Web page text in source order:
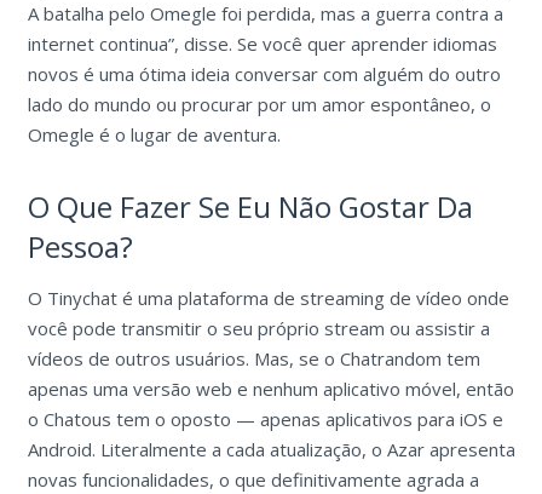
A batalha pelo Omegle foi perdida, mas a guerra contra a
internet continua”, disse. Se você quer aprender idiomas
novos é uma ótima ideia conversar com alguém do outro
lado do mundo ou procurar por um amor espontâneo, o
Omegle é o lugar de aventura.
O Que Fazer Se Eu Não Gostar Da
Pessoa?
O Tinychat é uma plataforma de streaming de vídeo onde
você pode transmitir o seu próprio stream ou assistir a
vídeos de outros usuários. Mas, se o Chatrandom tem
apenas uma versão web e nenhum aplicativo móvel, então
o Chatous tem o oposto — apenas aplicativos para iOS e
Android. Literalmente a cada atualização, o Azar apresenta
novas funcionalidades, o que definitivamente agrada a